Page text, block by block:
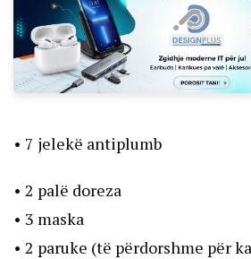
• 7 jelekë antiplumb
• 2 palë doreza
• 3 maska
• 2 paruke (të përdorshme për